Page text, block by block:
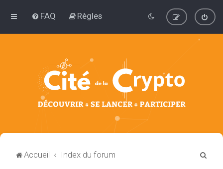
FAQ Règles
Accueil Index du forum